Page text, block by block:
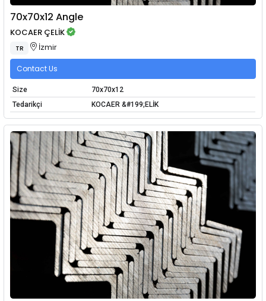
70x70x12 Angle
KOCAER ÇELİK
TR İzmir
Contact Us
Size
70x70x12
Tedarikçi
KOCAER &#199;ELİK